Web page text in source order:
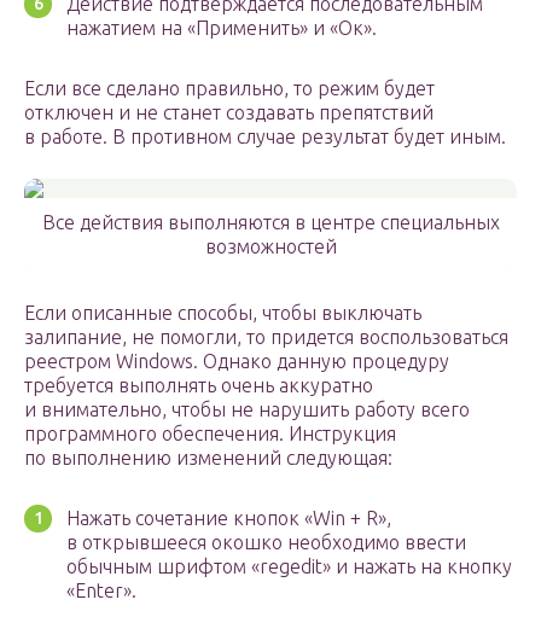
нажатием на «Применить» и «Ок».
Если все сделано правильно, то режим будет
отключен и не станет создавать препятствий
в работе. В противном случае результат будет иным.
Все действия выполняются в центре специальных
возможностей
Если описанные способы, чтобы выключать
залипание, не помогли, то придется воспользоваться
реестром Windows. Однако данную процедуру
требуется выполнять очень аккуратно
и внимательно, чтобы не нарушить работу всего
программного обеспечения. Инструкция
по выполнению изменений следующая:
Нажать сочетание кнопок «Win + R»,
в открывшееся окошко необходимо ввести
обычным шрифтом «regedit» и нажать на кнопку
«Enter».